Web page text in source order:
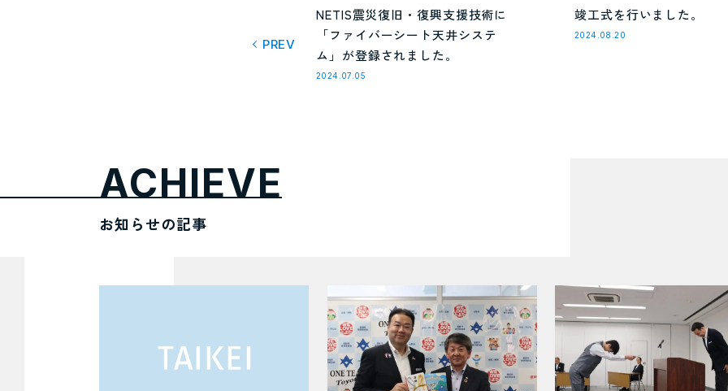
2024.07.05
PREV
NETIS震災復旧・復興支援技術に
「ファイバーシート天井システ
ム」が登録されました。
2024.08.20
竣工式を行いました。
ACHIEVE
お知らせの記事